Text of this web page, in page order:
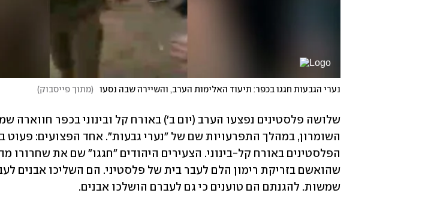
נערי הגבעות חגגו בכפר: תיעוד האלימות הערב, והשיירה שבה נסעו (מתוך פייסבוק)
שמשות. להגנתם הם טוענים כי גם לעברם הושלכו אבנים.